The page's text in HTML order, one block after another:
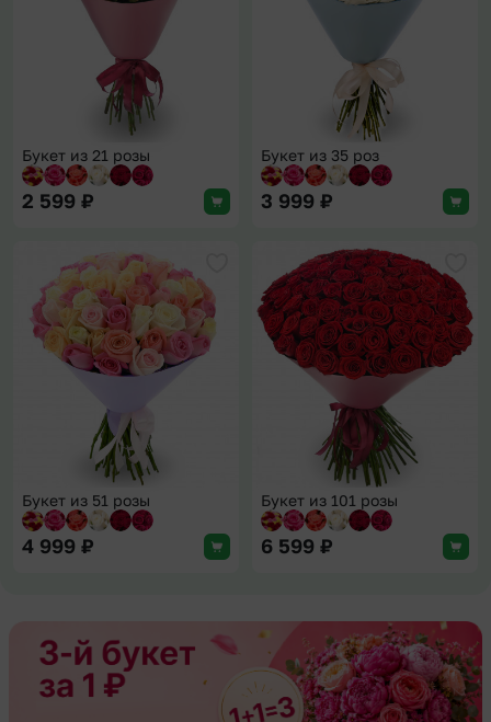
Букет из 21 розы
2 599 ₽
Букет из 35 роз
3 999 ₽
Добавить в избранное
Букет из 51 розы
4 999 ₽
Букет из 101 розы
6 599 ₽